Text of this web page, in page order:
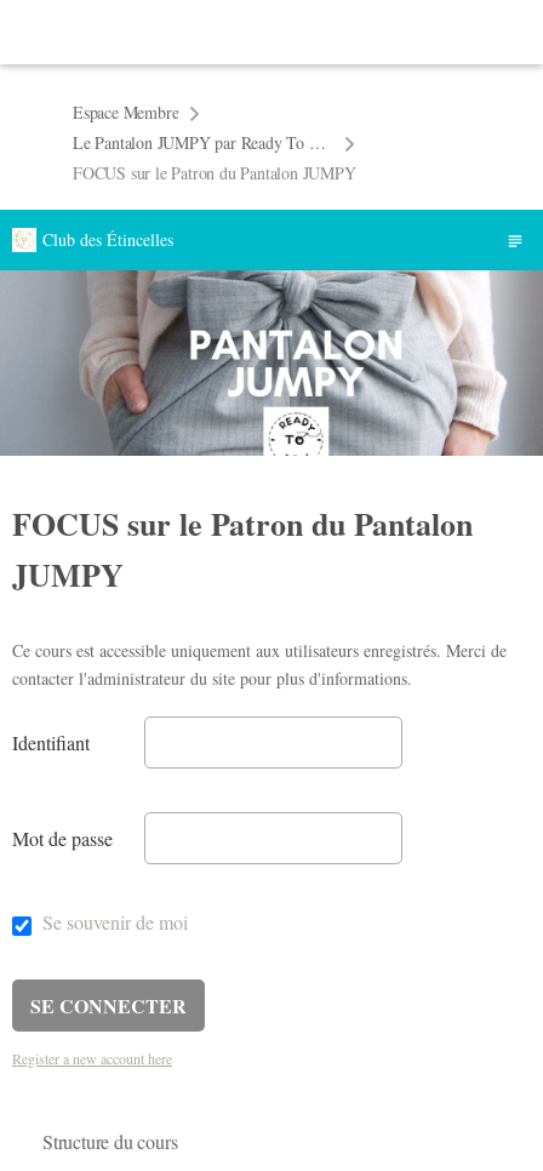
Espace Membre
Le Pantalon JUMPY par Ready To Sew
FOCUS sur le Patron du Pantalon JUMPY
Club des Étincelles
FOCUS sur le Patron du Pantalon
JUMPY
Ce cours est accessible uniquement aux utilisateurs enregistrés. Merci de
contacter l'administrateur du site pour plus d'informations.
Identifiant
Mot de passe
Se souvenir de moi
Register a new account here
Structure du cours